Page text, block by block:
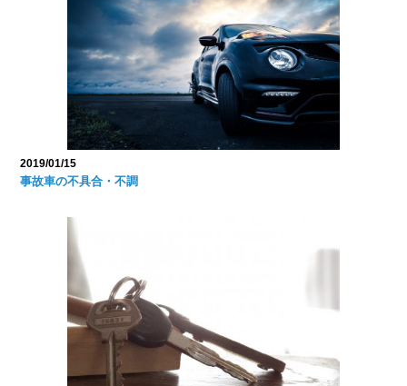
2019/01/15
事故車の不具合・不調